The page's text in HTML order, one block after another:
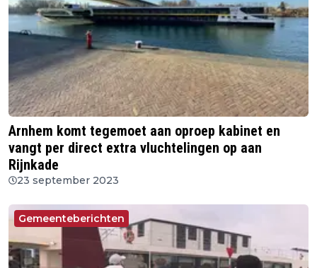
Arnhem komt tegemoet aan oproep kabinet en
vangt per direct extra vluchtelingen op aan
Rijnkade
23 september 2023
Gemeenteberichten